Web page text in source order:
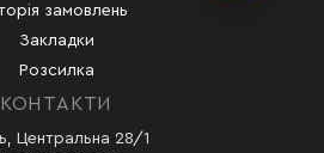
замовлень
Закладки
Розсилка
КОНТАКТИ
Центральна 28/1